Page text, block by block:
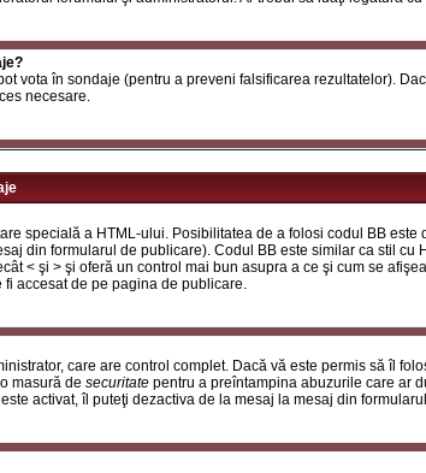
vota în sondaje (pentru a preveni falsificarea rezultatelor).
necesare.
specială a HTML-ului. Posibilitatea de a folosi codul BB
din formularul de publicare). Codul BB este similar ca stil
< şi > şi oferă un control mai bun asupra a ce şi cum se
accesat de pe pagina de publicare.
care are control complet. Dacă vă este permis să îl
masură de securitate pentru a preîntampina abuzurile care ar
activat, îl puteţi dezactiva de la mesaj la mesaj din